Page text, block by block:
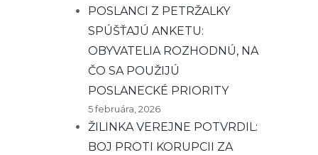
POSLANCI Z PETRŽALKY
SPÚŠŤAJÚ ANKETU:
OBYVATELIA ROZHODNÚ, NA
ČO SA POUŽIJÚ
POSLANECKÉ PRIORITY
5 februára, 2026
ŽILINKA VEREJNE POTVRDIL:
BOJ PROTI KORUPCII ZA